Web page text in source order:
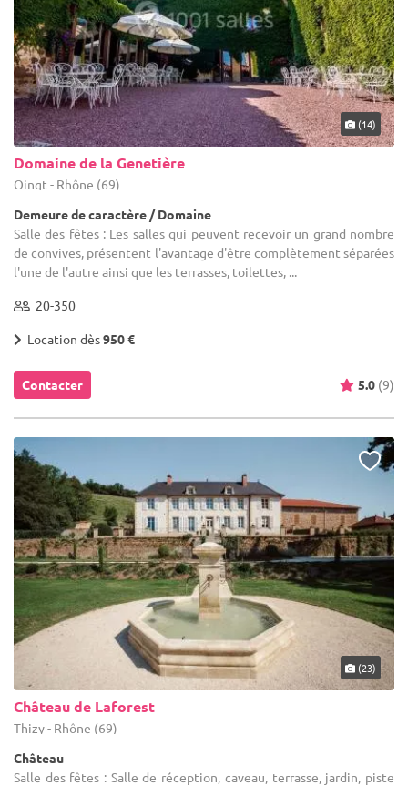
(14)
Domaine de la Genetière
Oingt - Rhône (69)
Demeure de caractère / Domaine
Salle des fêtes : Les salles qui peuvent recevoir un grand nombre
de convives, présentent l'avantage d'être complètement séparées
l'une de l'autre ainsi que les terrasses, toilettes, ...
20-350
Location dès950 €
Contacter 5.0 (9)
(23)
Château de Laforest
Thizy - Rhône (69)
Château
Salle des fêtes : Salle de réception, caveau, terrasse, jardin, piste